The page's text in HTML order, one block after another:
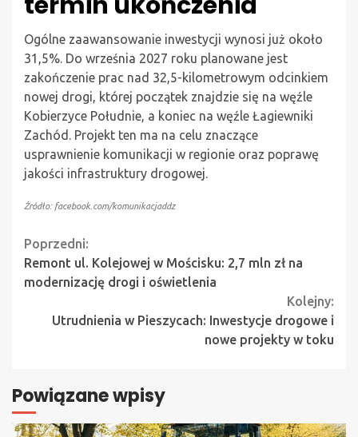
Ogólne zaawansowanie inwestycji wynosi już około
31,5%. Do września 2027 roku planowane jest
zakończenie prac nad 32,5-kilometrowym odcinkiem
nowej drogi, której początek znajdzie się na węźle
Kobierzyce Południe, a koniec na węźle Łagiewniki
Zachód. Projekt ten ma na celu znaczące
usprawnienie komunikacji w regionie oraz poprawę
jakości infrastruktury drogowej.
Źródło: facebook.com/komunikacjaddz
Continue
Reading
Poprzedni:
Remont ul. Kolejowej w Mościsku: 2,7 mln zł na
modernizację drogi i oświetlenia
Kolejny:
Utrudnienia w Pieszycach: Inwestycje drogowe i
nowe projekty w toku
Powiązane wpisy